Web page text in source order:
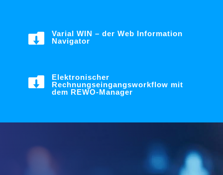

Varial WIN – der Web Information
Navigator

Elektronischer
Rechnungseingangsworkflow mit
dem REWO-Manager